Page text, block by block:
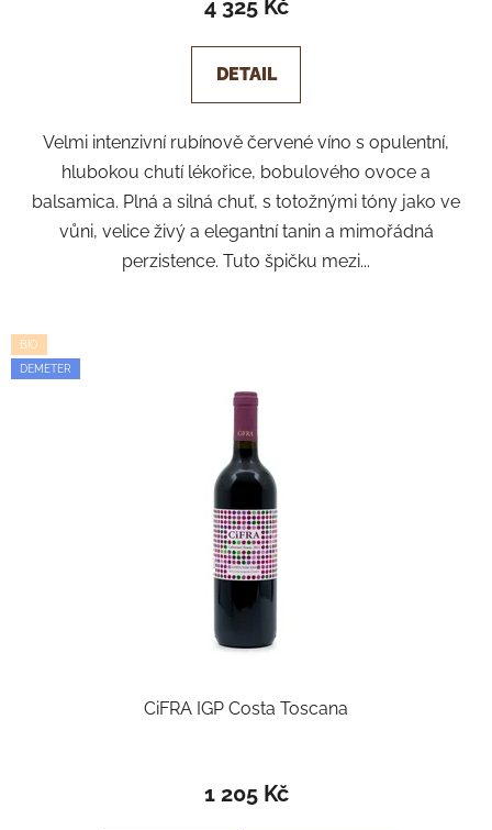
produktu
je
5,0
5
hvězdiček.
4 325 Kč
DETAIL
Velmi intenzivní rubínově červené víno s opulentní,
hlubokou chutí lékořice, bobulového ovoce a
balsamica. Plná a silná chuť, s totožnými tóny jako ve
vůni, velice živý a elegantní tanin a mimořádná
perzistence. Tuto špičku mezi...
BIO
DEMETER
CiFRA IGP Costa Toscana
hodnocení
produktu
1 205 Kč